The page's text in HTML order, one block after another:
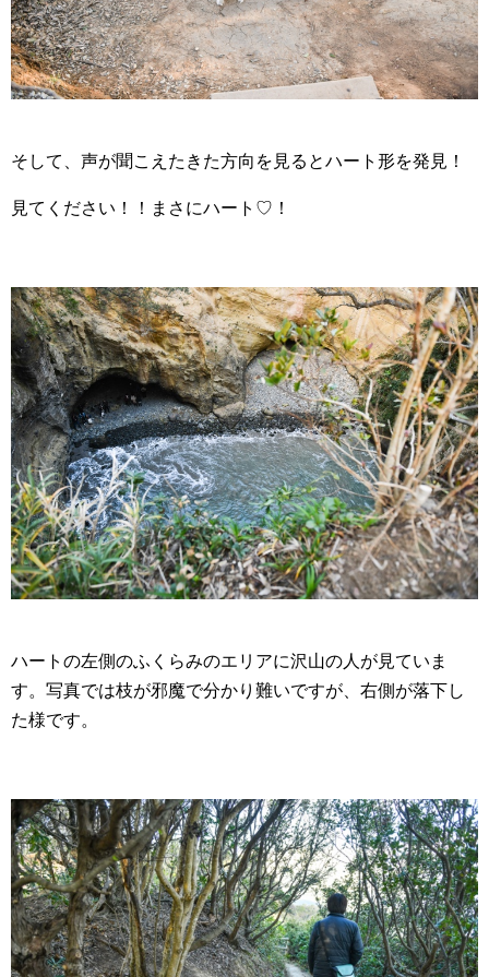
そして、声が聞こえたきた方向を見るとハート形を発見！
見てください！！まさにハート♡！
ハートの左側のふくらみのエリアに沢山の人が見ていま
す。写真では枝が邪魔で分かり難いですが、右側が落下し
た様です。